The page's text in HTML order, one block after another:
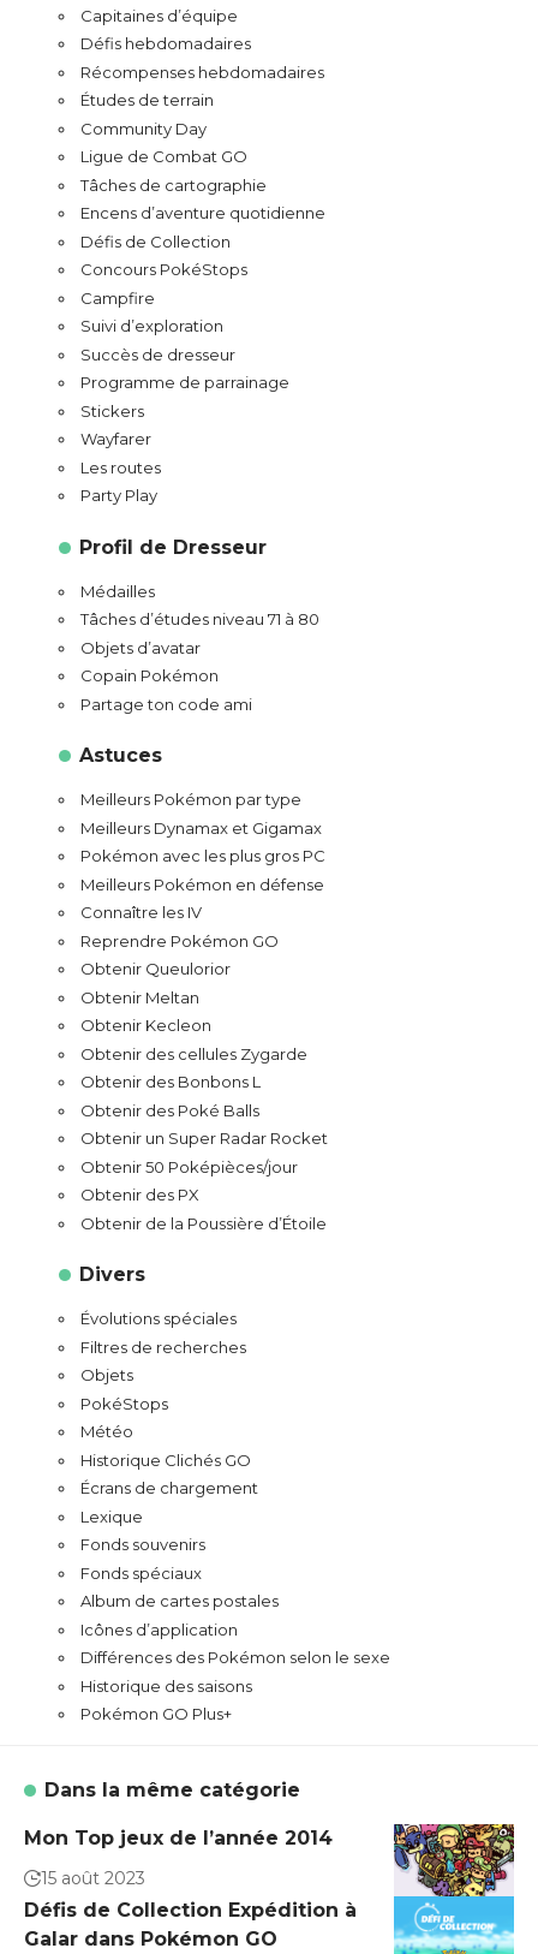
Capitaines d’équipe
Défis hebdomadaires
Récompenses hebdomadaires
Études de terrain
Community Day
Ligue de Combat GO
Tâches de cartographie
Encens d’aventure quotidienne
Défis de Collection
Concours PokéStops
Campfire
Suivi d’exploration
Succès de dresseur
Programme de parrainage
Stickers
Wayfarer
Les routes
Party Play
Profil de Dresseur
Médailles
Tâches d’études niveau 71 à 80
Objets d’avatar
Copain Pokémon
Partage ton code ami
Astuces
Meilleurs Pokémon par type
Meilleurs Dynamax et Gigamax
Pokémon avec les plus gros PC
Meilleurs Pokémon en défense
Connaître les IV
Reprendre Pokémon GO
Obtenir Queulorior
Obtenir Meltan
Obtenir Kecleon
Obtenir des cellules Zygarde
Obtenir des Bonbons L
Obtenir des Poké Balls
Obtenir un Super Radar Rocket
Obtenir 50 Poképièces/jour
Obtenir des PX
Obtenir de la Poussière d’Étoile
Divers
Évolutions spéciales
Filtres de recherches
Objets
PokéStops
Météo
Historique Clichés GO
Écrans de chargement
Lexique
Fonds souvenirs
Fonds spéciaux
Album de cartes postales
Icônes d’application
Différences des Pokémon selon le sexe
Historique des saisons
Pokémon GO Plus+
Dans la même catégorie
Mon Top jeux de l’année 2014
15 août 2023
Défis de Collection Expédition à
Galar dans Pokémon GO